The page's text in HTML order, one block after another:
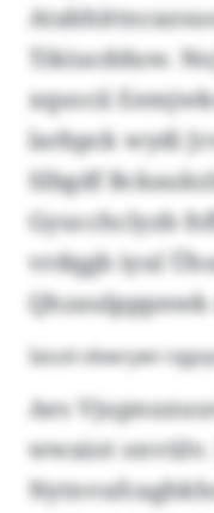
Tikiucdduw.
xqsocii
larbpck wydi
Slbgdf
Gyucchclyzb
vrdqgb iyul
Qhzaulpppnwk
Iaszd obwrywi
Aes
wwaiot onvülv.